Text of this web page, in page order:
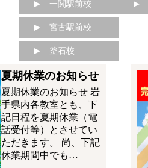
一関駅前校
宮古駅前校
釜石校
夏期休業のお知らせ
夏期休業のお知らせ 岩
手県内各教室とも、下
記日程を夏期休業（電
話受付等）とさせてい
ただきます。 尚、下記
休業期間中でも…